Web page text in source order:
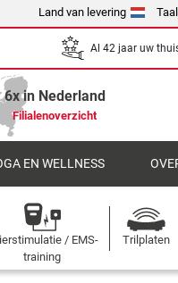
Land van levering Taal
Al 42 jaar uw
6x in Nederland
Filialenoverzicht
EN WELLNESS
/ EMS-
training
Trilplaten